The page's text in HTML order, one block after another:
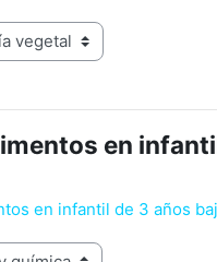
en
en infantil de 3 años